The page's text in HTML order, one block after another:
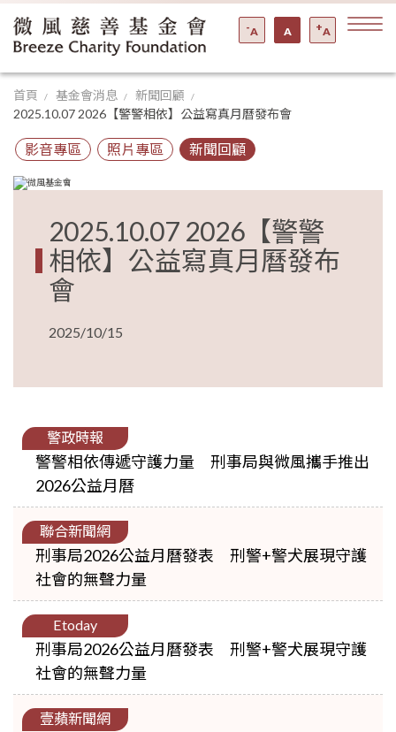
+A
A
-A
首頁 基金會消息
新聞回顧
2025.10.07 2026【警警相依】公益寫真月曆發布會
影音專區 照片專區 新聞回顧
2025.10.07 2026【警警
相依】公益寫真月曆發布
會
2025/10/15
警政時報
警警相依傳遞守護力量 刑事局與微風攜手推出
2026公益月曆
聯合新聞網
刑事局2026公益月曆發表 刑警+警犬展現守護
社會的無聲力量
Etoday
刑事局2026公益月曆發表 刑警+警犬展現守護
社會的無聲力量
壹蘋新聞網